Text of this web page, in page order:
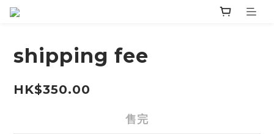
shipping fee
HK$350.00
售完